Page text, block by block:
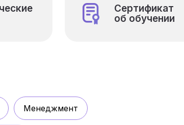
Сертификат
об обучении
Менеджмент